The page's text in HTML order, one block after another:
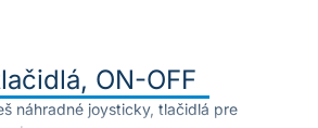
ON-OFF
náhradné joysticky, tlačidlá pre